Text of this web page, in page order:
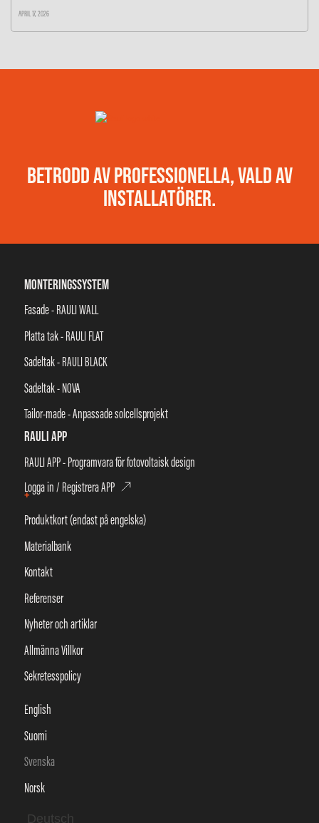
APRIL 17, 2026
BETRODD AV PROFESSIONELLA, VALD AV
INSTALLATÖRER.
MONTERINGSSYSTEM
Fasade - RAULI WALL
Platta tak - RAULI FLAT
Sadeltak - RAULI BLACK
Sadeltak - NOVA
Tailor-made - Anpassade solcellsprojekt
RAULI APP
RAULI APP - Programvara för fotovoltaisk design
Logga in / Registrera APP
+
Produktkort (endast på engelska)
Materialbank
Kontakt
Referenser
Nyheter och artiklar
Allmänna Villkor
Sekretesspolicy
English
Suomi
Svenska
Norsk
Deutsch